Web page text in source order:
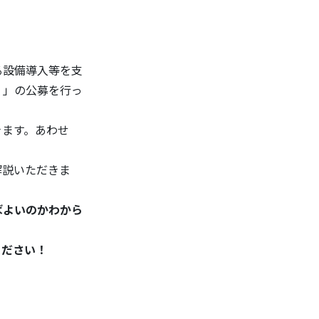
備導入等を支
」の公募を行っ
す。あわせ
いただきま
いのかわから
さい！